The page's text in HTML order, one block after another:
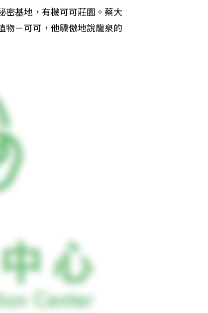
密基地，有機可可莊園。蔡大
物－可可，他驕傲地說龍泉的